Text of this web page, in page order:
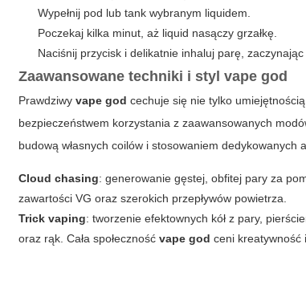
Wypełnij pod lub tank wybranym liquidem.
Poczekaj kilka minut, aż liquid nasączy grzałkę.
Naciśnij przycisk i delikatnie inhaluj parę, zaczynając
Zaawansowane techniki i styl vape god
Prawdziwyvape god cechuje się nie tylko
bezpieczeństwem korzystania z zaawansowanych
budową własnych coilów i stosowaniem dedykowanych
Cloud chasing: generowanie gęstej, obfitej pary za
zawartości VG oraz szerokich przepływów powietrza.
Trick vaping: tworzenie efektownych kół z pary,
oraz rąk. Cała społecznośćvape god ceni kreatywność